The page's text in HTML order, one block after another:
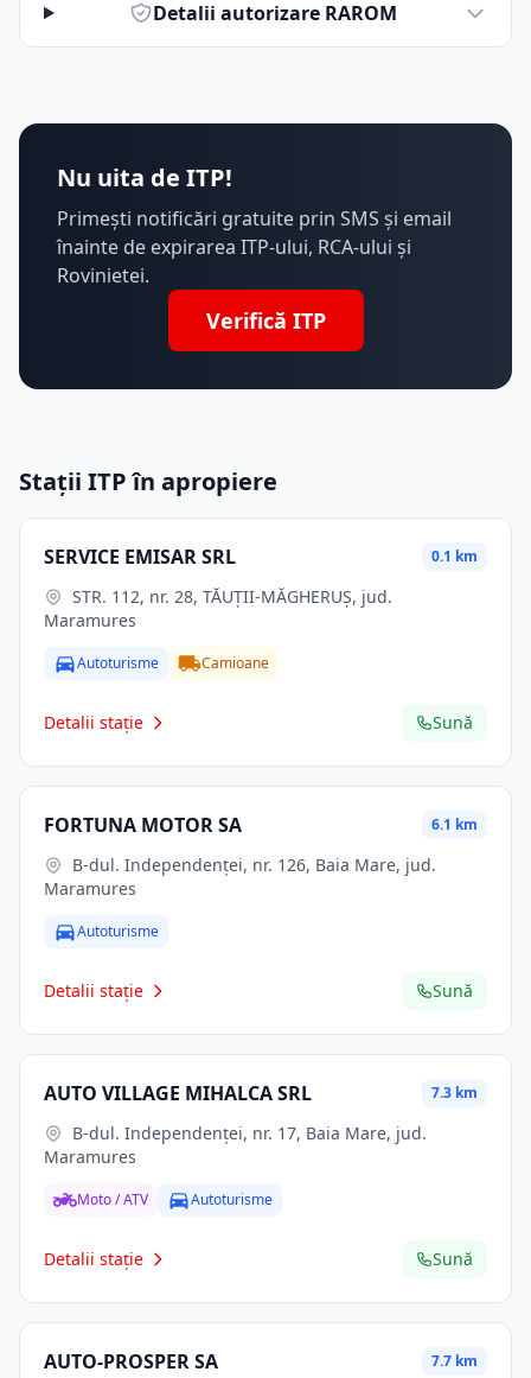
Detalii autorizare RAROM
Nu uita de ITP!
Primești notificări gratuite prin SMS și email
înainte de expirarea ITP-ului, RCA-ului și
Rovinietei.
Verifică ITP
Stații ITP în apropiere
SERVICE EMISAR SRL 0.1 km
Maramures
Autoturisme Camioane
Detalii stație Sună
FORTUNA MOTOR SA 6.1 km
Maramures
Autoturisme
Detalii stație Sună
AUTO VILLAGE MIHALCA SRL 7.3 km
Maramures
Moto / ATV Autoturisme
Detalii stație Sună
AUTO-PROSPER SA 7.7 km